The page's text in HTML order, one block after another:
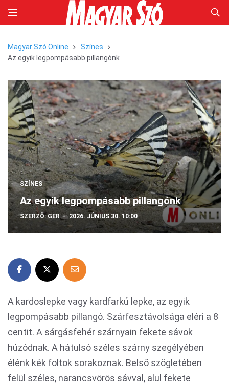
Magyar Szó Online
Színes
Az egyik legpompásabb pillangónk
SZÍNES
Az egyik legpompásabb pillangónk
SZERZŐ:GER 2026. JÚNIUS 30. 10:00
A kardoslepke vagy kardfarkú lepke, az egyik
legpompásabb pillangó. Szárfesztávolsága eléri a 8
centit. A sárgásfehér szárnyain fekete sávok
húzódnak. A hátulsó széles szárny szegélyében
élénk kék foltok sorakoznak. Belső szögletében
felül széles, narancsvörös sávval, alul fekete